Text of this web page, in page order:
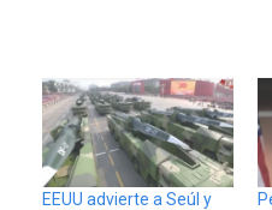
EEUU advierte a Seúl y